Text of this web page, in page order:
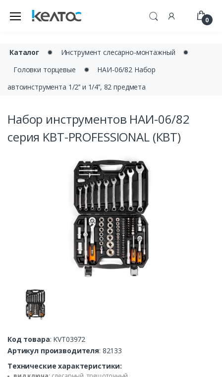
0
Каталог ✹ Инструмент слесарно-монтажный
✹
Головки торцевые
✹
НАИ-06/82 Набор
автоинструмента 1/2’’ и 1/4’’, 82 предмета
Набор инструментов НАИ-06/82
серия KBT-PROFESSIONAL (КВТ)
Код товара: KVT03972
Артикул производителя: 82133
Технические характеристики: